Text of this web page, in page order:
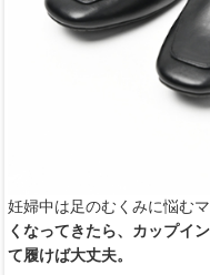
妊婦中は足のむくみに悩む
くなってきたら、カップイ
て履けば大丈夫。